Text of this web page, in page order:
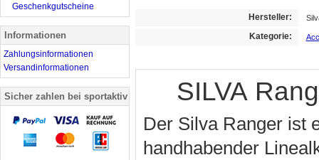
Hersteller:
Kategorie:
SILVA
Der Silva Ranger ist
handhabender
Geschenkgutscheine
Informationen
Zahlungsinformationen
Versandinformationen
Sicher zahlen bei sportaktiv